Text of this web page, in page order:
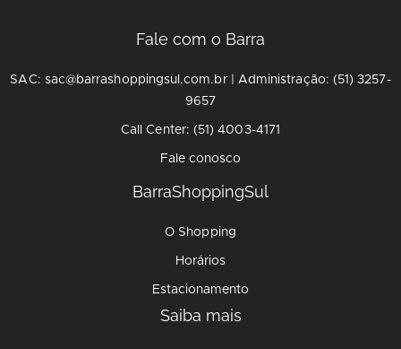
Fale com o Barra
SAC: sac@barrashoppingsul.com.br | Administração: (51) 3257-
9657
Call Center: (51) 4003-4171
Fale conosco
BarraShoppingSul
O Shopping
Horários
Estacionamento
Saiba mais